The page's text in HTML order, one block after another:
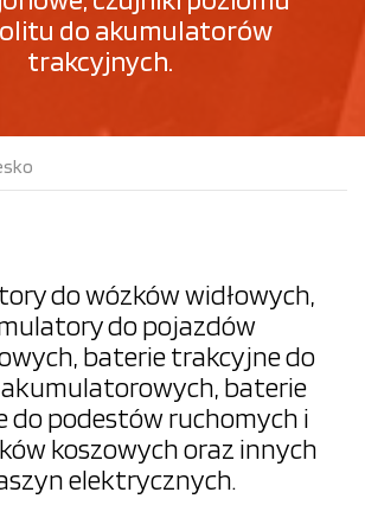
do akumulatorów
trakcyjnych.
do wózków widłowych,
do pojazdów
baterie trakcyjne do
baterie
do podestów ruchomych i
koszowych oraz innych
elektrycznych.